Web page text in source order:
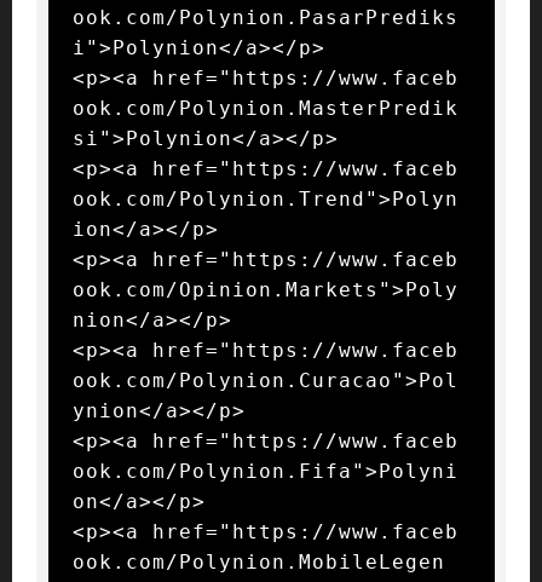
ook.com/Polynion.PasarPrediks
i">Polynion</a></p>
<p><a href="https://www.faceb
ook.com/Polynion.MasterPredik
si">Polynion</a></p>
<p><a href="https://www.faceb
ook.com/Polynion.Trend">Polyn
ion</a></p>
<p><a href="https://www.faceb
ook.com/Opinion.Markets">Poly
nion</a></p>
<p><a href="https://www.faceb
ook.com/Polynion.Curacao">Pol
ynion</a></p>
<p><a href="https://www.faceb
ook.com/Polynion.Fifa">Polyni
on</a></p>
<p><a href="https://www.faceb
ook.com/Polynion.MobileLegen